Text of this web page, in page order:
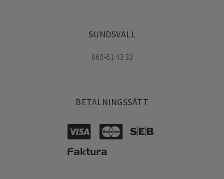
SUNDSVALL
060-61 43 33
BETALNINGSSÄTT